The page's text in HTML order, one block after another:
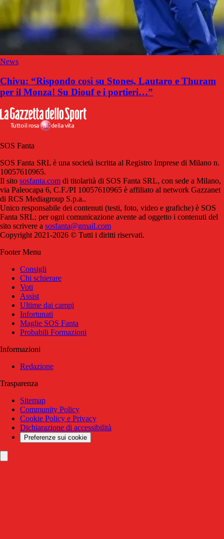
News
Chivu: “Rispondo così su Stones, Lautaro e Thuram
per il Monza! Su Diouf e i portieri…”
SOS Fanta
SOS Fanta SRL è una società iscritta al Registro Imprese di Milano n.
10057610965.
Il sito sosfanta.com di titolarità di SOS Fanta SRL, con sede a Milano,
via Paleocapa 6, C.F./PI 10057610965 è affiliato al network Gazzanet
di RCS Mediagroup S.p.a..
Unico responsabile dei contenuti (testi, foto, video e grafiche) è SOS
Fanta SRL; per ogni comunicazione avente ad oggetto i contenuti del
sito scrivere a sosfanta@gmail.com
Copyright 2021-2026 © Tutti i diritti riservati.
Footer Menu
Consigli
Chi schierare
Voti
Assist
Ultime dai campi
Infortunati
Maglie SOS Fanta
Probabili Formazioni
Informazioni
Redazione
Trasparenza
Sitemap
Community Policy
Cookie Policy e Privacy
Dichiarazione di accessibilità
Preferenze sui cookie